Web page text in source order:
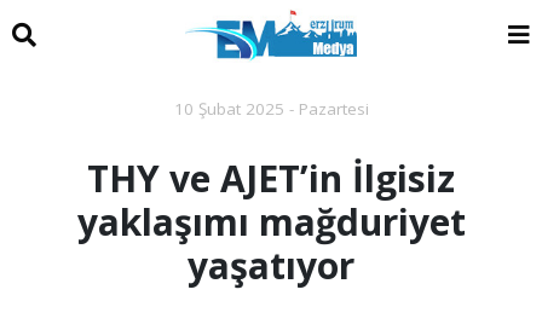
10 Şubat 2025 - Pazartesi
THY ve AJET’in İlgisiz
yaklaşımı mağduriyet
yaşatıyor